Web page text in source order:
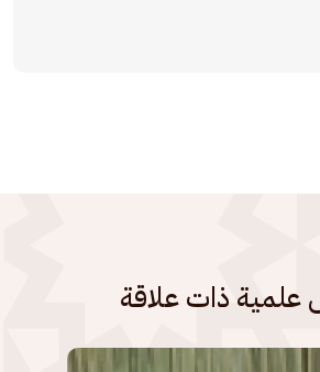
ذات علاقة